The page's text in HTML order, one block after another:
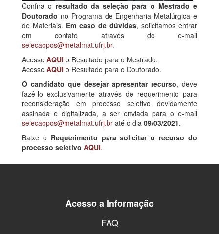
Confira o resultado da seleção para o Mestrado e
Doutorado no Programa de Engenharia Metalúrgica e
de Materiais. Em caso de dúvidas, solicitamos entrar
em contato através do e-mail
selecaopos@metalmat.ufrj.br.
Acesse AQUI o Resultado para o Mestrado.
Acesse AQUI o Resultado para o Doutorado.
O candidato que desejar apresentar recurso, deve
fazê-lo exclusivamente através de requerimento para
reconsideração em processo seletivo devidamente
assinada e digitalizada, a ser enviada para o e-mail
selecaopos@metalmat.ufrj.br até o dia 09/03/2021.
Baixe o Requerimento para solicitar o recurso do
processo seletivo AQUI.
Acesso a Informação
FAQ